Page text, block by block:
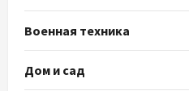
Военная техника
Дом и сад